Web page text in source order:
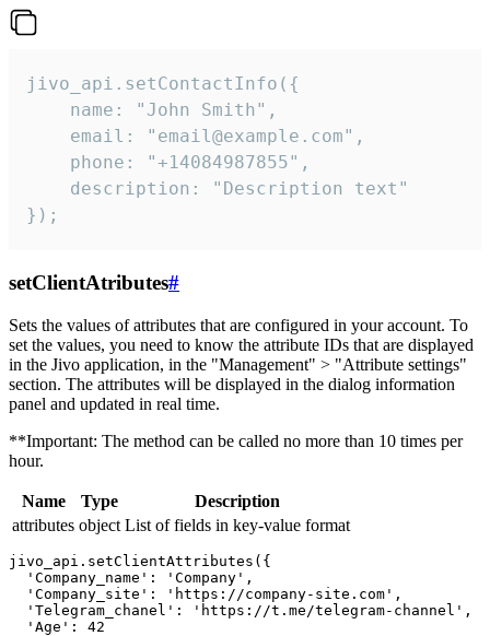
jivo_api.setContactInfo({
    name: "John Smith",
    email: "email@example.com",
    phone: "+14084987855",
    description: "Description text"
});
setClientAtributes#
Sets the values ​​of attributes that are configured in your account. To
set the values, you need to know the attribute IDs that are displayed
in the Jivo application, in the "Management" > "Attribute settings"
section. The attributes will be displayed in the dialog information
panel and updated in real time.
**Important: The method can be called no more than 10 times per
hour.
Name Type
Description
attributes object List of fields in key-value format
jivo_api.setClientAttributes({
  'Company_name': 'Company',
  'Company_site': 'https://company-site.com',
  'Telegram_chanel': 'https://t.me/telegram-channel',
  'Age': 42